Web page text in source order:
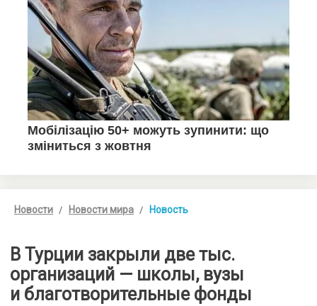
Новости Новости мира Новость
В Турции закрыли две тыс.
организаций — школы, вузы
и благотворительные фонды